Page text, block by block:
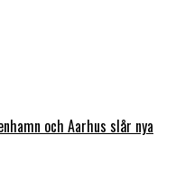
och Aarhus slår nya